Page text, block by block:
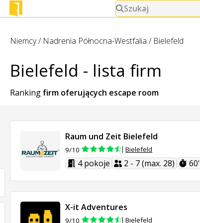
Szukaj
Niemcy/ Nadrenia Północna-Westfalia / Bielefeld
Bielefeld - lista firm
Ranking firm oferujących escape room
Raum und Zeit Bielefeld
9/10 Bielefeld
4 pokoje 2 - 7 (max. 28) 60'
X-it Adventures
9/10 Bielefeld